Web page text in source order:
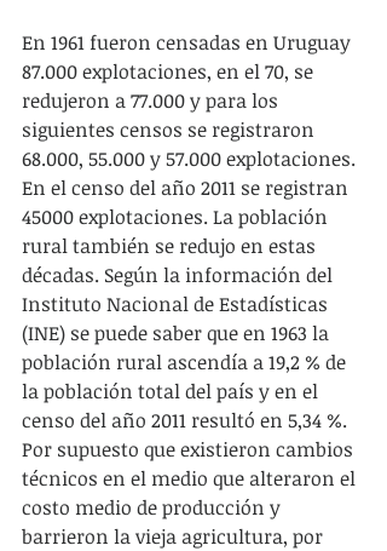
En 1961 fueron censadas en Uruguay
87.000 explotaciones, en el 70, se
redujeron a 77.000 y para los
siguientes censos se registraron
68.000, 55.000 y 57.000 explotaciones.
En el censo del año 2011 se registran
45000 explotaciones. La población
rural también se redujo en estas
décadas. Según la información del
Instituto Nacional de Estadísticas
(INE) se puede saber que en 1963 la
población rural ascendía a 19,2 % de
la población total del país y en el
censo del año 2011 resultó en 5,34 %.
Por supuesto que existieron cambios
técnicos en el medio que alteraron el
costo medio de producción y
barrieron la vieja agricultura, por